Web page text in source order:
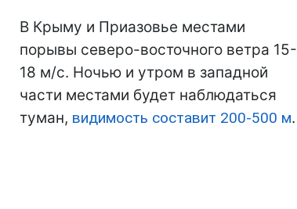
В Крыму и Приазовье местами
порывы северо-восточного ветра 15-
18 м/с. Ночью и утром в западной
части местами будет наблюдаться
туман, видимость составит 200-500 м.